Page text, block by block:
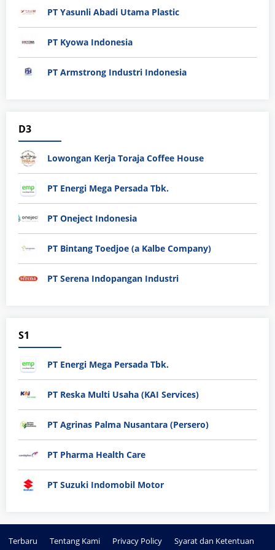
PT Yasunli Abadi Utama Plastic
PT Kyowa Indonesia
PT Armstrong Industri Indonesia
D3
Lowongan Kerja Toraja Coffee House
PT Energi Mega Persada Tbk.
PT Oneject Indonesia
PT Bintang Toedjoe (a Kalbe Company)
PT Serena Indopangan Industri
S1
PT Energi Mega Persada Tbk.
PT Reska Multi Usaha (KAI Services)
PT Agrinas Palma Nusantara (Persero)
PT Pharma Health Care
PT Suzuki Indomobil Motor
Terbaru Tentang Kami Privacy Policy Syarat dan Ketentuan